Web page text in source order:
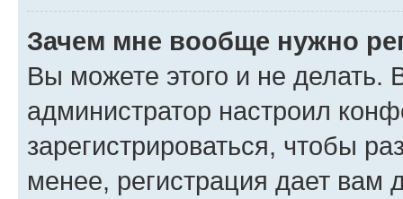
Зачем мне вообще нужно
Вы можете этого и не делать.
администратор настроил
зарегистрироваться, чтобы
менее, регистрация дает вам